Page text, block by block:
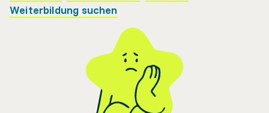
Weiterbildung suchen